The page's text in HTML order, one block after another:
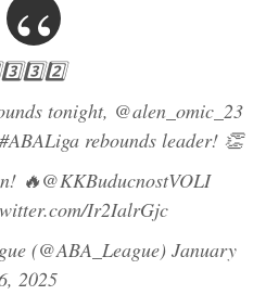
tonight, @alen_omic_23
#ABALigarebounds leader! 👏
🔥@KKBuducnostVOLI
Ir2IalrGjc
(@ABA_League) January
2025